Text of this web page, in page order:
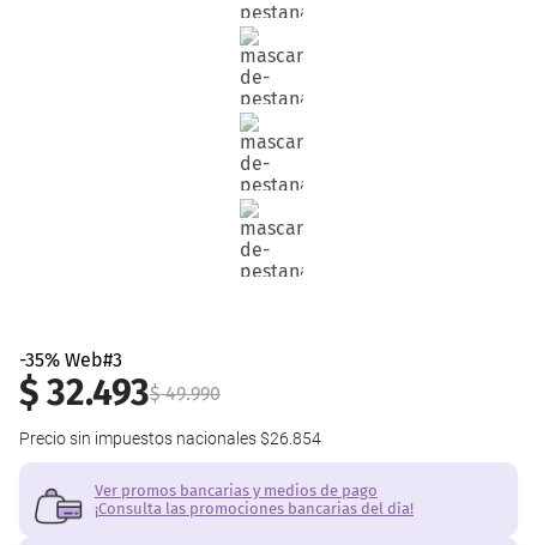
-35% Web#3
$32.493$ 49.990
Precio sin impuestos nacionales $26.854
Ver promos bancarias y medios de pago
¡Consulta las promociones bancarias del día!